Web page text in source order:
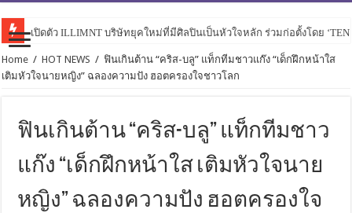
เปิดตัว ILLIMNT บริษัทยุคใหม่ที่มีศิลปินเป็นหัวใจหลัก ร่วมก่อตั้งโดย
Home / HOT NEWS / ฟินเกินต้าน “คริส-บลู” แท็กทีมชาวแก๊ง “เด็กฝึกหน้าใส
เติมหัวใจนายหญิง” ฉลองความปัง ฮอตครองใจชาวโลก
ฟินเกินต้าน “คริส-บลู” แท็กทีมชาว
แก๊ง “เด็กฝึกหน้าใส เติมหัวใจนาย
หญิง” ฉลองความปัง ฮอตครองใจ